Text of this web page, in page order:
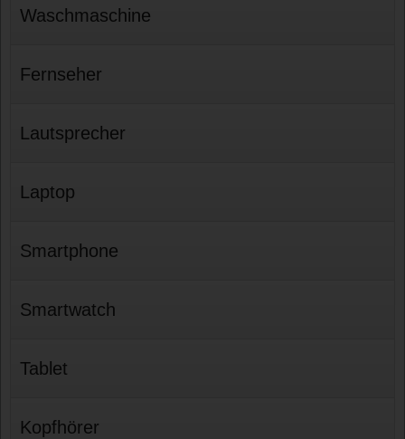
Waschmaschine
Fernseher
Lautsprecher
Laptop
Smartphone
Smartwatch
Tablet
Kopfhörer